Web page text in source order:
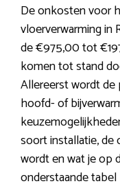
De onkosten voor
vloerverwarming in
de €975,00 tot
komen tot stand
Allereerst wordt de
hoofd- of
soort installatie,
wordt en wat je op
onderstaande